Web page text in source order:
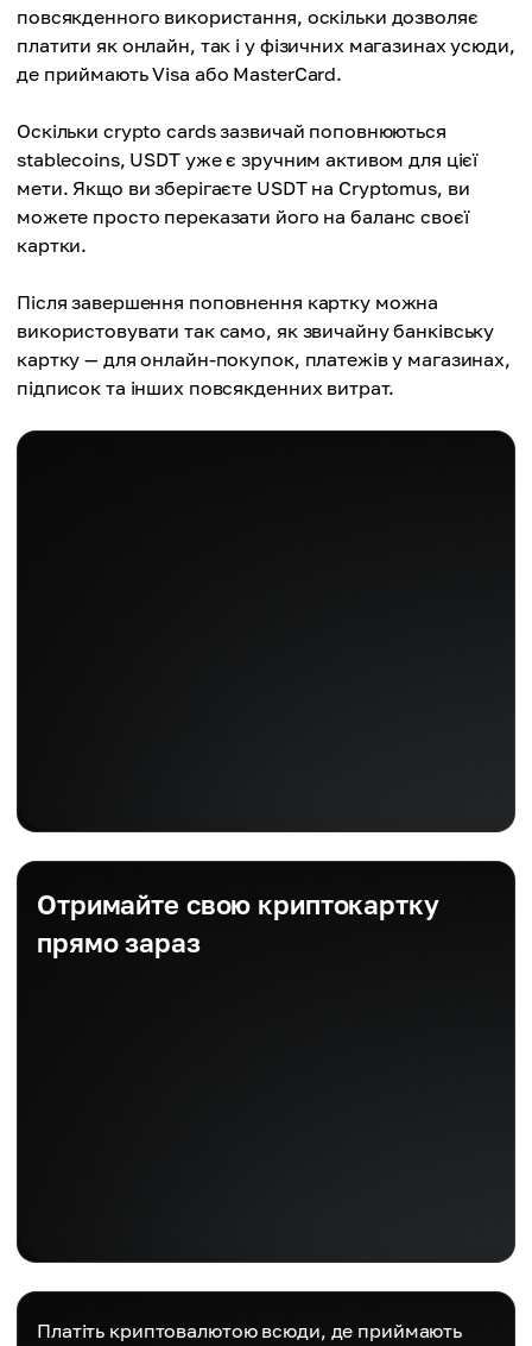
повсякденного використання, оскільки дозволяє
платити як онлайн, так і у фізичних магазинах усюди,
де приймають Visa або MasterCard.
Оскільки crypto cards зазвичай поповнюються
stablecoins, USDT уже є зручним активом для цієї
мети. Якщо ви зберігаєте USDT на Cryptomus, ви
можете просто переказати його на баланс своєї
картки.
Після завершення поповнення картку можна
використовувати так само, як звичайну банківську
картку — для онлайн-покупок, платежів у магазинах,
підписок та інших повсякденних витрат.
Отримайте свою криптокартку
прямо зараз
Платіть криптовалютою всюди, де приймають